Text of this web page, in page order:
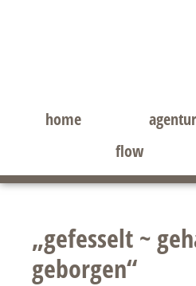
home agentur
flow
„gefesselt ~
geborgen“